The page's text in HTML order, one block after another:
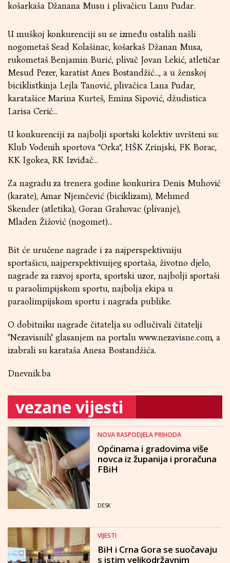
košarkaša Džanana Musu i plivačicu Lanu Pudar.
U muškoj konkurenciji su se između ostalih našli
nogometaš Sead Kolašinac, košarkaš Džanan Musa,
rukometaš Benjamin Burić, plivač Jovan Lekić, atletičar
Mesud Pezer, karatist Anes Bostandžić…, a u ženskoj
biciklistkinja Lejla Tanović, plivačica Lana Pudar,
karatašice Marina Kurteš, Emina Sipović, džudistica
Larisa Cerić…
U konkurenciji za najbolji sportski kolektiv uvršteni su:
Klub Vodenih sportova “Orka“, HŠK Zrinjski, FK Borac,
KK Igokea, RK Izviđač…
Za nagradu za trenera godine konkurira Denis Muhović
(karate), Amar Njemčević (biciklizam), Mehmed
Skender (atletika), Goran Grahovac (plivanje),
Mladen Žižović (nogomet)…
Bit će uručene nagrade i za najperspektivniju
sportašicu, najperspektivnijeg sportaša, životno djelo,
nagrade za razvoj sporta, sportski uzor, najbolji sportaši
u paraolimpijskom sportu, najbolja ekipa u
paraolimpijskom sportu i nagrada publike.
O dobitniku nagrade čitatelja su odlučivali čitatelji
"Nezavisnih" glasanjem na portalu www.nezavisne.com, a
izabrali su karataša Anesa Bostandžića.
Dnevnik.ba
vezane vijesti
NOVA RASPODJELA PRIHODA
Općinama i gradovima više
novca iz županija i proračuna
FBiH
DESK
VIJESTI
BiH i Crna Gora se suočavaju
s istim velikodržavnim